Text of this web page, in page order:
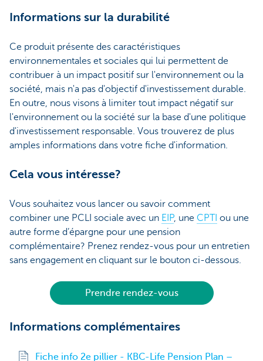
Informations sur la durabilité
Ce produit présente des caractéristiques
environnementales et sociales qui lui permettent de
contribuer à un impact positif sur l'environnement ou la
société, mais n'a pas d'objectif d'investissement durable.
En outre, nous visons à limiter tout impact négatif sur
l'environnement ou la société sur la base d'une politique
d'investissement responsable. Vous trouverez de plus
amples informations dans votre fiche d'information.
Cela vous intéresse?
Vous souhaitez vous lancer ou savoir comment
combiner une PCLI sociale avec un EIP, une CPTI ou une
autre forme d’épargne pour une pension
complémentaire? Prenez rendez-vous pour un entretien
sans engagement en cliquant sur le bouton ci-dessous.
Prendre rendez-vous
Informations complémentaires
Fiche info 2e pillier - KBC-Life Pension Plan –